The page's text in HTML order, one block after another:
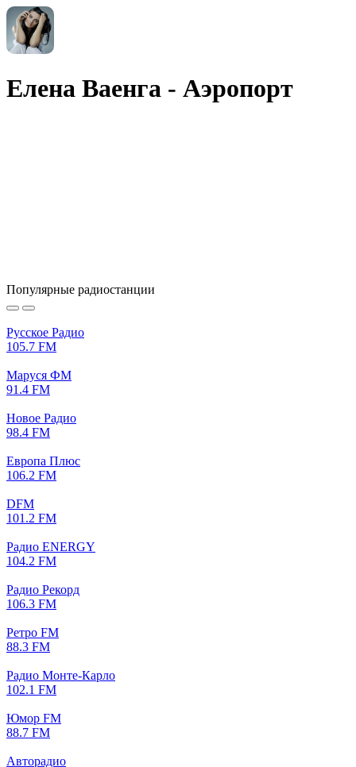
Елена Ваенга - Аэропорт
Популярные радиостанции
Русское Радио
105.7 FM
Маруся ФМ
91.4 FM
Новое Радио
98.4 FM
Европа Плюс
106.2 FM
DFM
101.2 FM
Радио ENERGY
104.2 FM
Радио Рекорд
106.3 FM
Ретро FM
88.3 FM
Радио Монте-Карло
102.1 FM
Юмор FM
88.7 FM
Авторадио